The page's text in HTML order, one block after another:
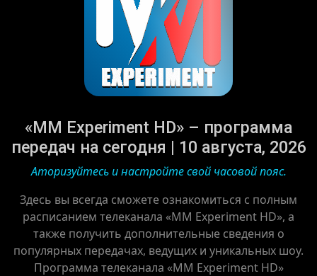
«MM Experiment HD» – программа
передач на сегодня | 10 августа, 2026
Аторизуйтесь и настройте свой часовой пояс.
Здесь вы всегда сможете ознакомиться с полным
расписанием телеканала «MM Experiment HD», а
также получить дополнительные сведения о
популярных передачах, ведущих и уникальных шоу.
Программа телеканала «MM Experiment HD»